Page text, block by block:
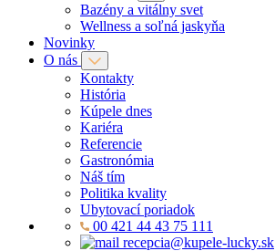
Bazény a vitálny svet
Wellness a soľná jaskyňa
Novinky
O nás
Kontakty
História
Kúpele dnes
Kariéra
Referencie
Gastronómia
Náš tím
Politika kvality
Ubytovací poriadok
00 421 44 43 75 111
recepcia@kupele-lucky.sk